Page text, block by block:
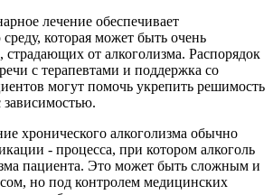
лечение обеспечивает
которая может быть очень
страдающих от алкоголизма. Распорядок
с терапевтами и поддержка со
могут помочь укрепить решимость
зависимостью.
хронического алкоголизма обычно
- процесса, при котором алкоголь
пациента. Это может быть сложным и
но под контролем медицинских